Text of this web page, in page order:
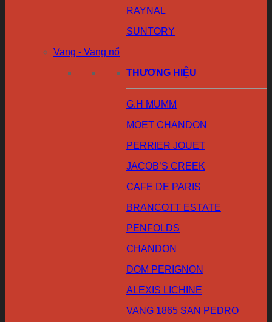
RAYNAL
SUNTORY
Vang - Vang nổ
THƯƠNG HIỆU
G.H MUMM
MOET CHANDON
PERRIER JOUET
JACOB’S CREEK
CAFE DE PARIS
BRANCOTT ESTATE
PENFOLDS
CHANDON
DOM PERIGNON
ALEXIS LICHINE
VANG 1865 SAN PEDRO